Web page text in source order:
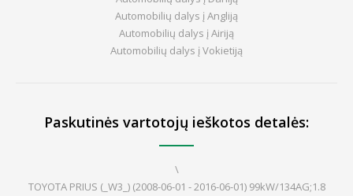
Automobilių dalys į Angliją
Automobilių dalys į Airiją
Automobilių dalys į Vokietiją
Paskutinės vartotojų ieškotos detalės:
\
TOYOTA PRIUS (_W3_) (2008-06-01 - 2016-06-01) 99kW/134AG;1.8